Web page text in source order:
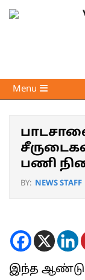
Skip
Voice
of
Primary
Navigation
Menu
பணி
BY: NEWS STAFF
இந்த